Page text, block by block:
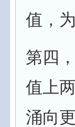
值，
第四
值上
涌向